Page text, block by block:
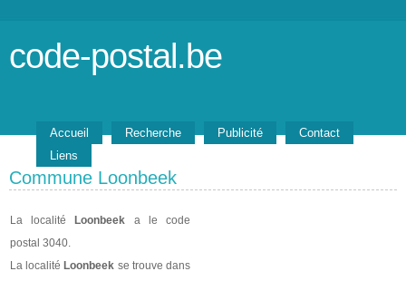
code-postal.be
Accueil Recherche Publicité
Contact
Liens
Commune Loonbeek
La localité Loonbeek a le code
postal 3040.
La localité Loonbeek se trouve dans